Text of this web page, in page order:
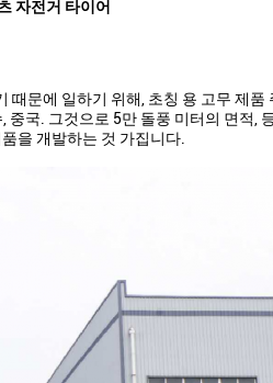
자전거 타이어
문에 일하기 위해, 초칭 용 고무 제
국. 그것으로 5만 돌풍 미터의 면적
을 개발하는 것 가집니다.